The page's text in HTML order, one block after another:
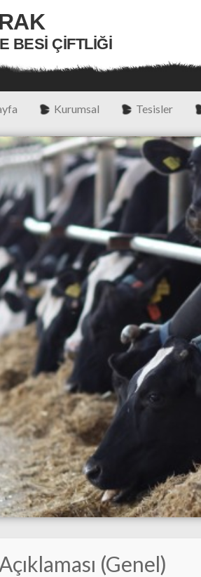
BESI ÇIFTLIĞI
Kurumsal Tesisler
(Genel)